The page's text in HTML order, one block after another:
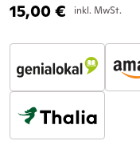
15,00€ inkl. MwSt.